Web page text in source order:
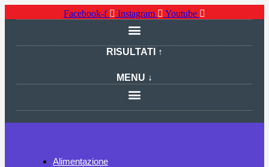
Facebook-f Instagram Youtube
RISULTATI ↑
MENU ↓
Alimentazione